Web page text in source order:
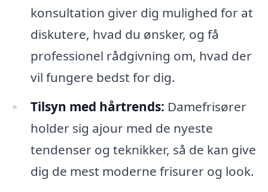
konsultation giver dig mulighed for at
diskutere, hvad du ønsker, og få
professionel rådgivning om, hvad der
vil fungere bedst for dig.
Tilsyn med hårtrends: Damefrisører
holder sig ajour med de nyeste
tendenser og teknikker, så de kan give
dig de mest moderne frisurer og look.